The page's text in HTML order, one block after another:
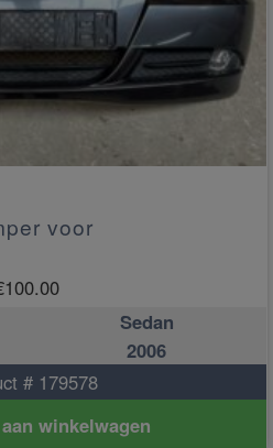
voor
100.00
Sedan
2006
# 179578
winkelwagen